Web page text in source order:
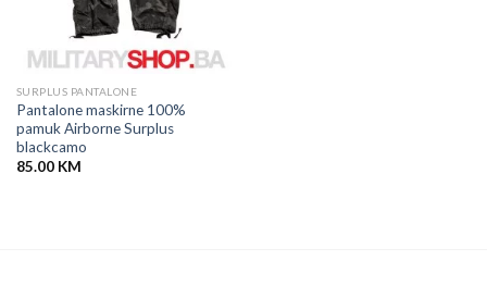
SURPLUS PANTALONE
Pantalone maskirne 100%
pamuk Airborne Surplus
blackcamo
85.00 KM